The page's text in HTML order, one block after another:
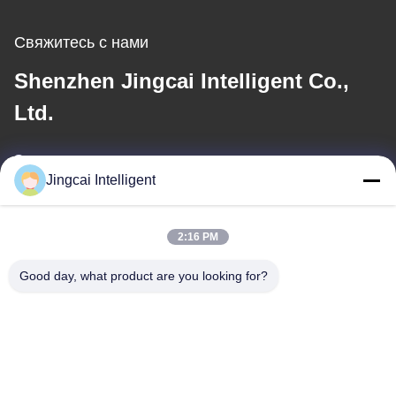
Свяжитесь с нами
Shenzhen Jingcai Intelligent Co.,
Ltd.
Электронная почта
Jingcai Intelligent
2:16 PM
Good day, what product are you looking for?